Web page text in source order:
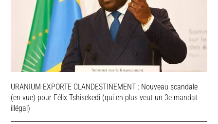
URANIUM EXPORTE CLANDESTINEMENT : Nouveau scandale
(en vue) pour Félix Tshisekedi (qui en plus veut un 3e mandat
illégal)